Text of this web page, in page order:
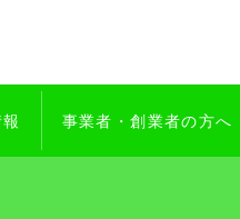
事業者・創業者の方へ